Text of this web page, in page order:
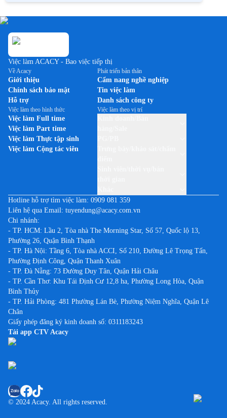
Việc làm ACACY - Bao việc tiếp thị
Về Acacy
Giới thiệu
Chính sách bảo mật
Hỗ trợ
Phát triển bản thân
Cẩm nang nghề nghiệp
Tin việc làm
Danh sách công ty
Việc làm theo hình thức
Việc làm Full time
Việc làm Part time
Việc làm Thực tập sinh
Việc làm Cộng tác viên
Việc làm theo vị trí
Hotline hỗ trợ tìm việc làm: 0909 081 359
Liên hệ qua Email: tuyendung@acacy.com.vn
Chi nhánh:
- TP. HCM: Lầu 2, Tòa nhà The Morning Star, Số 57, Quốc lộ 13,
Phường 26, Quận Bình Thạnh
- TP. Hà Nội: Tầng 6, Tòa nhà ACCI, Số 210, Đường Lê Trọng Tấn,
Phường Định Công, Quận Thanh Xuân
- TP. Đà Nẵng: 73 Đường Duy Tân, Quận Hải Châu
- TP. Cần Thơ: Khu Tái Định Cư 12,8 ha, Phường Long Hòa, Quận
Bình Thủy
- TP. Hải Phòng: 481 Phường Lán Bè, Phường Niệm Nghĩa, Quận Lê
Chân
Giấy phép đăng ký kinh doanh số: 0311183243
Tải app CTV Acacy
© 2024 Acacy. All rights reserved.